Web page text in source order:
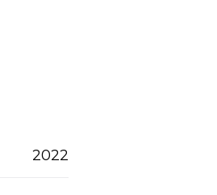
2022